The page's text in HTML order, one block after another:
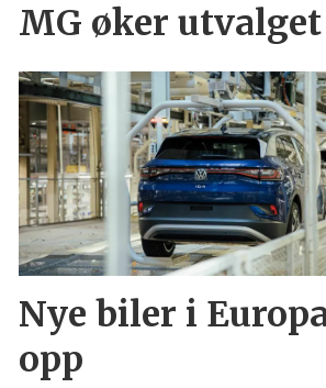
MG øker utvalget
Nye biler i
opp